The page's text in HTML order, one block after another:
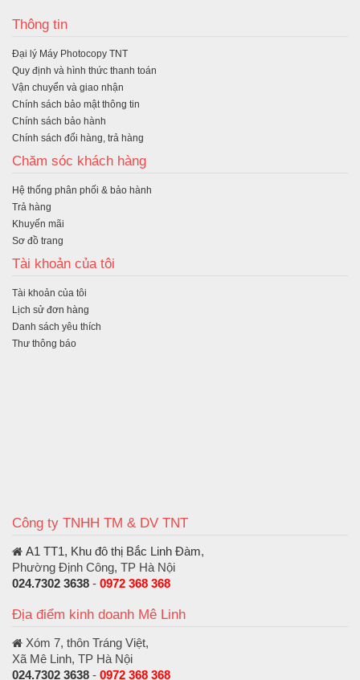
Thông tin
Đại lý Máy Photocopy TNT
Quy định và hình thức thanh toán
Vận chuyển và giao nhận
Chính sách bảo mật thông tin
Chính sách bảo hành
Chính sách đổi hàng, trả hàng
Chăm sóc khách hàng
Hệ thống phân phối & bảo hành
Trả hàng
Khuyến mãi
Sơ đồ trang
Tài khoản của tôi
Tài khoản của tôi
Lịch sử đơn hàng
Danh sách yêu thích
Thư thông báo
Công ty TNHH TM & DV TNT
A1 TT1, Khu đô thị Bắc Linh Đàm,
Phường Định Công, TP Hà Nội
024.7302 3638 - 0972 368 368
Địa điểm kinh doanh Mê Linh
Xóm 7, thôn Tráng Việt,
Xã Mê Linh, TP Hà Nội
024.7302 3638 - 0972 368 368